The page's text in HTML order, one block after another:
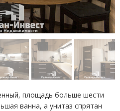
площадь больше шести
ванна, а унитаз спрятан